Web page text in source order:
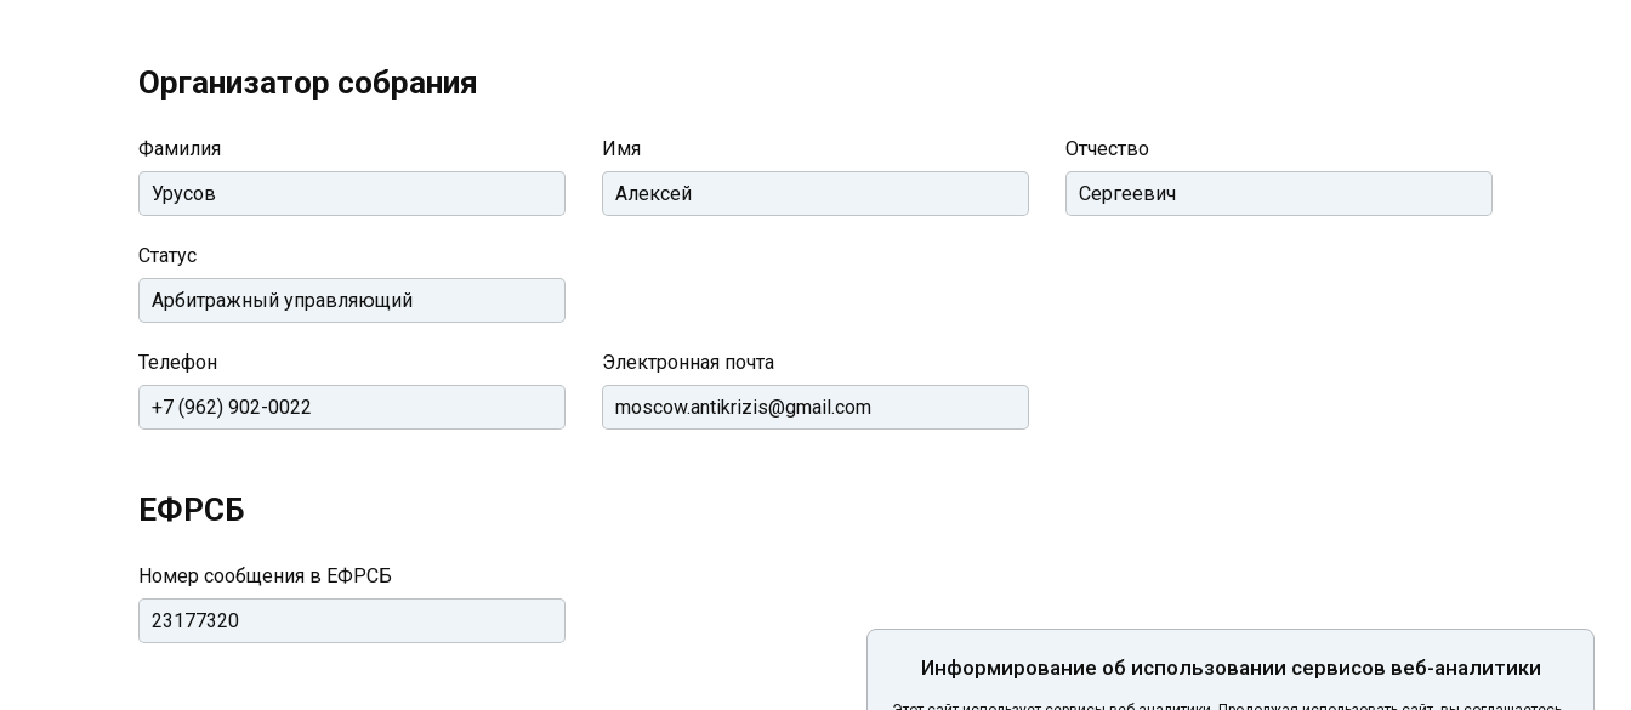
Организатор собрания
Фамилия Имя Отчество
Статус
Телефон Электронная почта
ЕФРСБ
Номер сообщения в ЕФРСБ
Информирование об использовании сервисов веб-аналитики